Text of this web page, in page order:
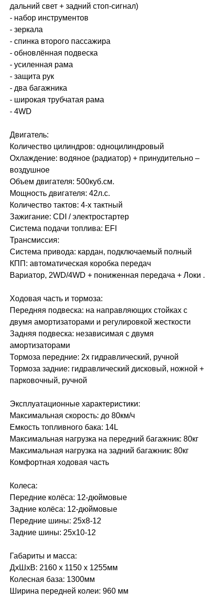
дальний свет + задний стоп-сигнал)
- набор инструментов
- зеркала
- спинка второго пассажира
- обновлённая подвеска
- усиленная рама
- защита рук
- два багажника
- широкая трубчатая рама
- 4WD
Двигатель:
Количество цилиндров: одноцилиндровый
Охлаждение: водяное (радиатор) + принудительно –
воздушное
Объем двигателя: 500куб.см.
Мощность двигателя: 42л.с.
Количество тактов: 4-х тактный
Зажигание: CDI / электростартер
Система подачи топлива: EFI
Трансмиссия:
Система привода: кардан, подключаемый полный
КПП: автоматическая коробка передач
Вариатор, 2WD/4WD + пониженная передача + Локи .
Ходовая часть и тормоза:
Передняя подвеска: на направляющих стойках с
двумя амортизаторами и регулировкой жесткости
Задняя подвеска: независимая с двумя
амортизаторами
Тормоза передние: 2х гидравлический, ручной
Тормоза задние: гидравлический дисковый, ножной +
парковочный, ручной
Эксплуатационные характеристики:
Максимальная скорость: до 80км/ч
Емкость топливного бака: 14L
Максимальная нагрузка на передний багажник: 80кг
Максимальная нагрузка на задний багажник: 80кг
Комфортная ходовая часть
Колеса:
Передние колёса: 12-дюймовые
Задние колёса: 12-дюймовые
Передние шины: 25x8-12
Задние шины: 25x10-12
Габариты и масса:
ДхШхВ: 2160 х 1150 х 1255мм
Колесная база: 1300мм
Ширина передней колеи: 960 мм